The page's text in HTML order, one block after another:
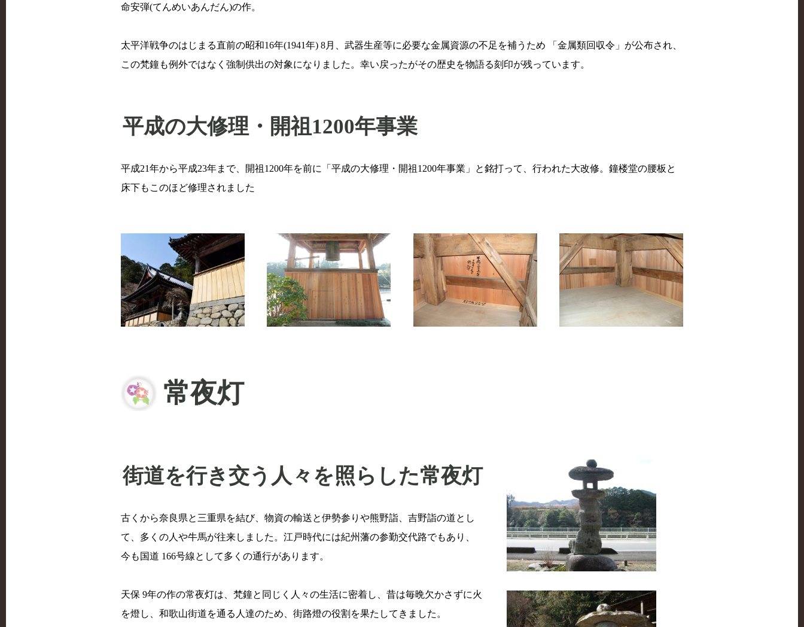
命安弾(てんめいあんだん)の作。
太平洋戦争のはじまる直前の昭和16年(1941年) 8月、武器生産等に必要な金属資源の不足を補うため 「金属類回収令」が公布され、
この梵鐘も例外ではなく強制供出の対象になりました。幸い戻ったがその歴史を物語る刻印が残っています。
平成の大修理・開祖1200年事業
平成21年から平成23年まで、開祖1200年を前に「平成の大修理・開祖1200年事業」と銘打って、行われた大改修。鐘楼堂の腰板と
床下もこのほど修理されました
常夜灯
街道を行き交う人々を照らした常夜灯
古くから奈良県と三重県を結び、物資の輸送と伊勢参りや熊野詣、吉野詣の道とし
て、多くの人や牛馬が往来しました。江戸時代には紀州藩の参勤交代路でもあり、
今も国道 166号線として多くの通行があります。
天保 9年の作の常夜灯は、梵鐘と同じく人々の生活に密着し、昔は毎晩欠かさずに火
を燈し、和歌山街道を通る人達のため、街路燈の役割を果たしてきました。